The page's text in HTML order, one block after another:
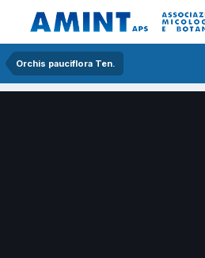
Orchis pauciflora Ten.